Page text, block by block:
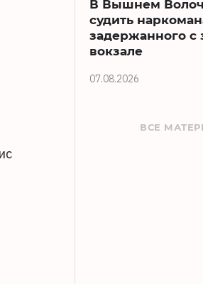
В Вышнем
судить
задержанного с
вокзале
07.08.2026
ВСЕ